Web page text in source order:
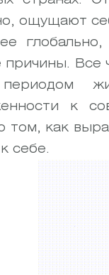
ощущают
причины. Все
к
как
себе.